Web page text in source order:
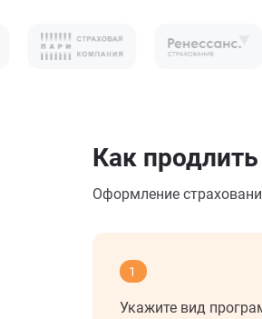
Как
Оформление
1
Укажите вид